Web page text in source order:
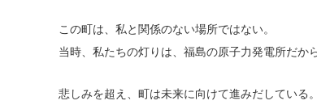
この町は、私と関係のない場所ではない。
当時、私たちの灯りは、福島の原子力発電所だか
悲しみを超え、町は未来に向けて進みだしている。